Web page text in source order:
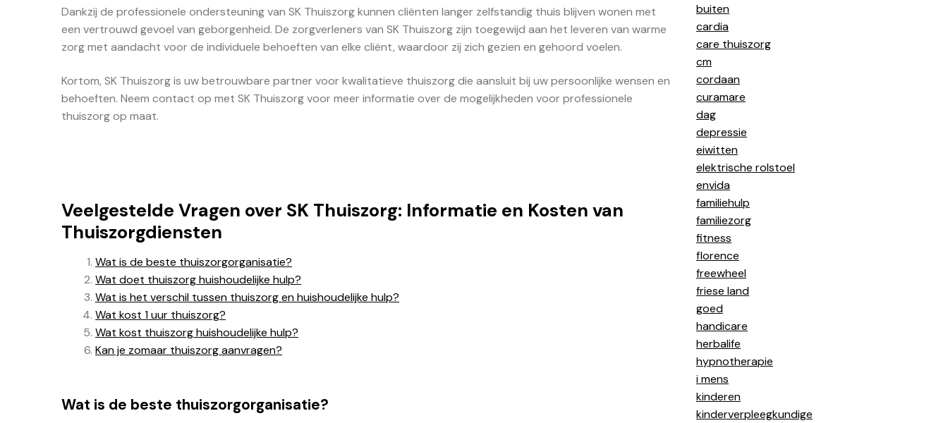
Dankzij de professionele ondersteuning van SK Thuiszorg kunnen cliënten langer zelfstandig thuis blijven wonen met
een vertrouwd gevoel van geborgenheid. De zorgverleners van SK Thuiszorg zijn toegewijd aan het leveren van warme
zorg met aandacht voor de individuele behoeften van elke cliënt, waardoor zij zich gezien en gehoord voelen.
Kortom, SK Thuiszorg is uw betrouwbare partner voor kwalitatieve thuiszorg die aansluit bij uw persoonlijke wensen en
behoeften. Neem contact op met SK Thuiszorg voor meer informatie over de mogelijkheden voor professionele
thuiszorg op maat.
Veelgestelde Vragen over SK Thuiszorg: Informatie en Kosten van
Thuiszorgdiensten
Wat is de beste thuiszorgorganisatie?
Wat doet thuiszorg huishoudelijke hulp?
Wat is het verschil tussen thuiszorg en huishoudelijke hulp?
Wat kost 1 uur thuiszorg?
Wat kost thuiszorg huishoudelijke hulp?
Kan je zomaar thuiszorg aanvragen?
Wat is de beste thuiszorgorganisatie?
buiten
cardia
care thuiszorg
cm
cordaan
curamare
dag
depressie
eiwitten
elektrische rolstoel
envida
familiehulp
familiezorg
fitness
florence
freewheel
friese land
goed
handicare
herbalife
hypnotherapie
i mens
kinderen
kinderverpleegkundige